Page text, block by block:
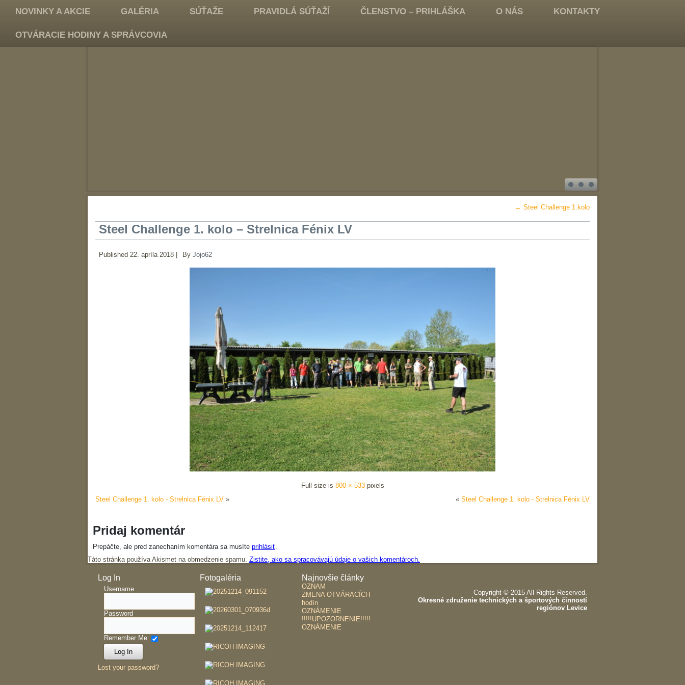
NOVINKY A AKCIE GALÉRIA SÚŤAŽE PRAVIDLÁ SÚŤAŽÍ ČLENSTVO – PRIHLÁŠKA O NÁS KONTAKTY
OTVÁRACIE HODINY A SPRÁVCOVIA
← Steel Challenge 1.kolo
Steel Challenge 1. kolo – Strelnica Fénix LV
Published 22. apríla 2018 By Jojo62
Full size is 800 × 533pixels
Steel Challenge 1. kolo - Strelnica Fénix LV » « Steel Challenge 1. kolo - Strelnica Fénix LV
Pridaj komentár
Prepáčte, ale pred zanechaním komentára sa musíte prihlásiť.
Táto stránka používa Akismet na obmedzenie spamu. Zistite, ako sa spracovávajú údaje o vašich komentároch.
Log In
Username
Password
Remember Me
Lost your password?
Fotogaléria Najnovšie články
OZNAM
ZMENA OTVÁRACÍCH
hodín
OZNÁMENIE
!!!!!UPOZORNENIE!!!!!
OZNÁMENIE
Copyright © 2015 All Rights Reserved.
Okresné združenie technických a športových činností
regiónov Levice